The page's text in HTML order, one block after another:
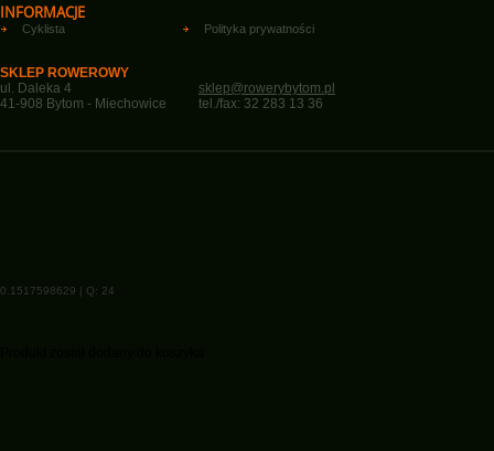
INFORMACJE
Cyklista Polityka prywatności
SKLEP ROWEROWY
ul. Daleka 4
41-908 Bytom - Miechowice
sklep@rowerybytom.pl
tel./fax: 32 283 13 36
0.1517598629 | Q: 24